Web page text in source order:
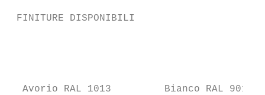
FINITURE DISPONIBILI
Avorio RAL 1013         Bianco RAL 9010